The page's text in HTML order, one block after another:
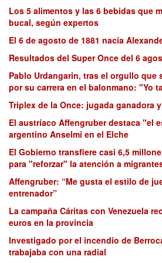
Los 5 alimentos y las 6 bebidas que
bucal, según expertos
El 6 de agosto de 1881 nacía
Resultados del Super Once del 6
Pablo Urdangarin, tras el orgullo que
por su carrera en el balonmano: "Yo
Triplex de la Once: jugada ganadora
El austríaco Affengruber destaca "el
argentino Anselmi en el Elche
El Gobierno transfiere casi 6,5
para "reforzar" la atención a
Affengruber: “Me gusta el estilo de
entrenador”
La campaña Cáritas con Venezuela
euros en la provincia
Investigado por el incendio de
trabajaba con una radial